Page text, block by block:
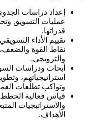
إعداد دراسات
عمليات التسويق
قدراتها.
تقييم الأداء التسويقي
نقاط القوة
والترويجي.
أبحاث ودراسات
استراتيجياتهم،
وتواكب تطلعات
قياس فعالية الخطط
والاستراتيجيات
الأهداف.